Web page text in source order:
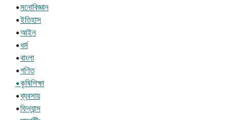
•মনোবিজ্ঞান
•ইতিহাস
•আইন
•ধর্ম
•বাংলা
•গণিত
•কৃষিশিক্ষা
•ব্যবসায়
•ফিন্যান্স